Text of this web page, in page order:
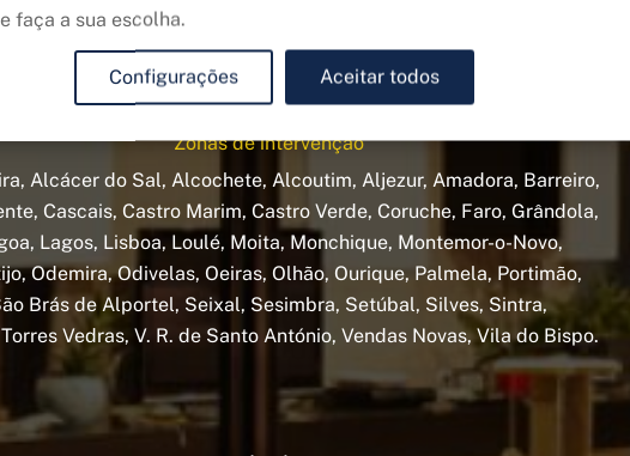
Zonas de intervenção
Alcácer do Sal, Alcochete, Alcoutim, Aljezur, Amadora, Barreiro,
Cascais, Castro Marim, Castro Verde, Coruche, Faro, Grândola,
Lagos, Lisboa, Loulé, Moita, Monchique, Montemor-o-Novo,
Odemira, Odivelas, Oeiras, Olhão, Ourique, Palmela, Portimão,
Brás de Alportel, Seixal, Sesimbra, Setúbal, Silves, Sintra,
Vedras, V. R. de Santo António, Vendas Novas, Vila do Bispo.
faça a sua escolha.
Configurações Aceitar todos